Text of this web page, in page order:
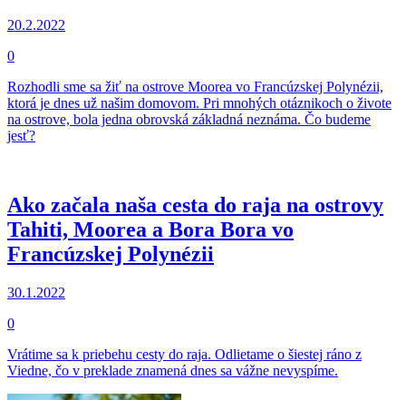
20.2.2022
0
Rozhodli sme sa žiť na ostrove Moorea vo Francúzskej Polynézii,
ktorá je dnes už našim domovom. Pri mnohých otáznikoch o živote
na ostrove, bola jedna obrovská základná neznáma. Čo budeme
jesť?
Ako začala naša cesta do raja na ostrovy
Tahiti, Moorea a Bora Bora vo
Francúzskej Polynézii
30.1.2022
0
Vrátime sa k priebehu cesty do raja. Odlietame o šiestej ráno z
Viedne, čo v preklade znamená dnes sa vážne nevyspíme.